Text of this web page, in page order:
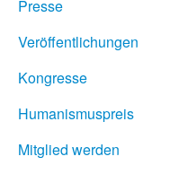
Presse
Veröffentlichungen
Kongresse
Humanismuspreis
Mitglied werden